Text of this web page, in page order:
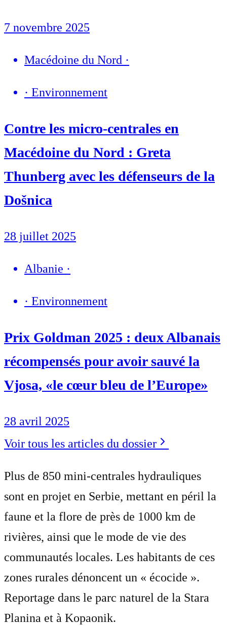
7 novembre 2025
Macédoine du Nord ·
· Environnement
Contre les micro-centrales en
Macédoine du Nord : Greta
Thunberg avec les défenseurs de la
Došnica
28 juillet 2025
Albanie ·
· Environnement
Prix Goldman 2025 : deux Albanais
récompensés pour avoir sauvé la
Vjosa, «le cœur bleu de l’Europe»
28 avril 2025
Voir tous les articles du dossier
Plus de 850 mini-centrales hydrauliques
sont en projet en Serbie, mettant en péril la
faune et la flore de près de 1000 km de
rivières, ainsi que le mode de vie des
communautés locales. Les habitants de ces
zones rurales dénoncent un « écocide ».
Reportage dans le parc naturel de la Stara
Planina et à Kopaonik.